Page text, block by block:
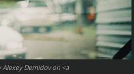
Demidov on <a